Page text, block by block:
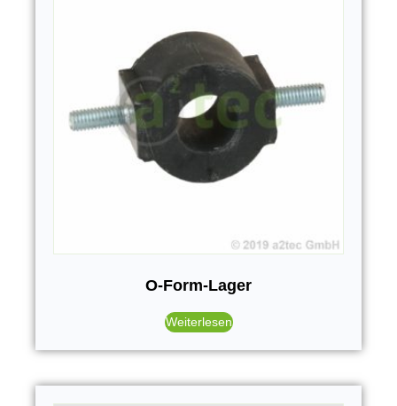
O-Form-Lager
Weiterlesen